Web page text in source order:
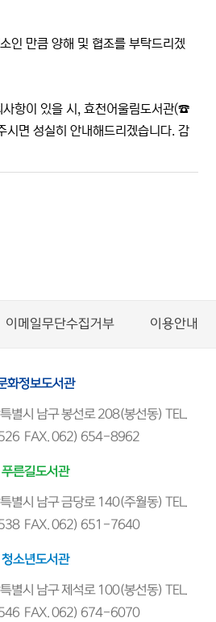
인 만큼 양해 및 협조를 부탁드리겠
사항이 있을 시, 효천어울림도서관(☎
면 성실히 안내해드리겠습니다. 감
이메일무단수집거부 이용안내
화정보도서관
별시 남구 봉선로 208(봉선동) TEL.
FAX. 062) 654-8962
푸른길도서관
별시 남구 금당로 140(주월동) TEL.
FAX. 062) 651-7640
청소년도서관
별시 남구 제석로 100(봉선동) TEL.
FAX. 062) 674-6070